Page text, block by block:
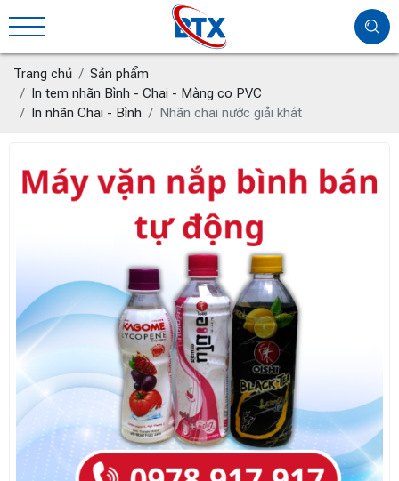
Trang chủ
Sản phẩm
In tem nhãn Bình - Chai - Màng co PVC
In nhãn Chai - Bình
Nhãn chai nước giải khát